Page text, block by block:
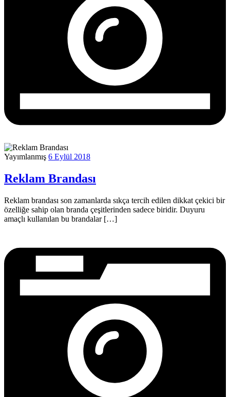
Yayımlanmış 6 Eylül 2018
Reklam Brandası
Reklam brandası son zamanlarda sıkça tercih edilen dikkat çekici bir
özelliğe sahip olan branda çeşitlerinden sadece biridir. Duyuru
amaçlı kullanılan bu brandalar […]